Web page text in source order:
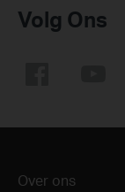
Volg Ons
Over ons